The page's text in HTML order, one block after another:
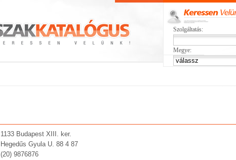
Szolgáltatás:
Megye:
1133 Budapest XIII. ker.
Hegedűs Gyula U. 88 4 87
(20) 9876876